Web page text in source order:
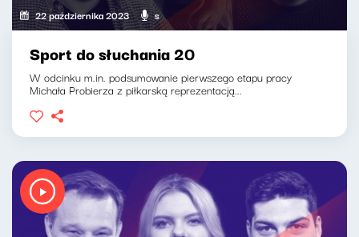
22 października 2023
Sport do słuchania 20
W odcinku m.in. podsumowanie pierwszego etapu pracy
Michała Probierza z piłkarską reprezentacją...